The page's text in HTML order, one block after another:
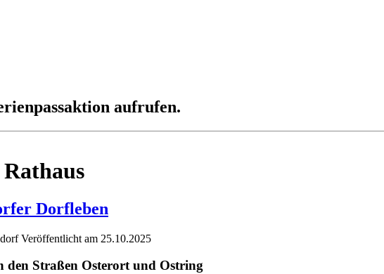
aufrufen.
Dorfleben
Veröffentlicht am 25.10.2025
den Straßen Osterort und Ostring